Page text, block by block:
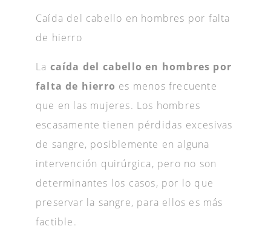
Caída del cabello en hombres por falta
de hierro
La caída del cabello en hombres por
falta de hierro es menos frecuente
que en las mujeres. Los hombres
escasamente tienen pérdidas excesivas
de sangre, posiblemente en alguna
intervención quirúrgica, pero no son
determinantes los casos, por lo que
preservar la sangre, para ellos es más
factible.